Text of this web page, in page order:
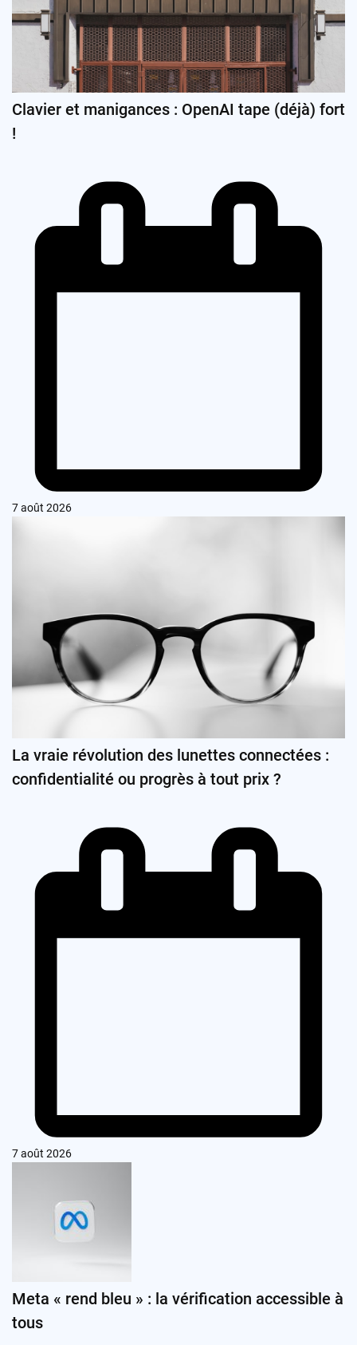
Clavier et manigances : OpenAI tape (déjà) fort
!
7 août 2026
La vraie révolution des lunettes connectées :
confidentialité ou progrès à tout prix ?
7 août 2026
Meta « rend bleu » : la vérification accessible à
tous